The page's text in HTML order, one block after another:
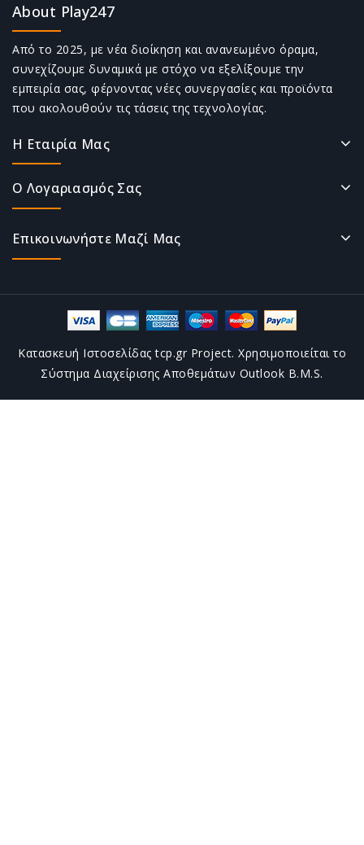
About Play247
Από το 2025, με νέα διοίκηση και ανανεωμένο όραμα,
συνεχίζουμε δυναμικά με στόχο να εξελίξουμε την
εμπειρία σας, φέρνοντας νέες συνεργασίες και προϊόντα
που ακολουθούν τις τάσεις της τεχνολογίας.
Η Εταιρία Μας
Ο Λογαριασμός Σας
Επικοινωνήστε Μαζί Μας
Κατασκευή Ιστοσελίδας tcp.gr Project. Χρησιμοποιείται το
Σύστημα Διαχείρισης Αποθεμάτων Outlook B.M.S.